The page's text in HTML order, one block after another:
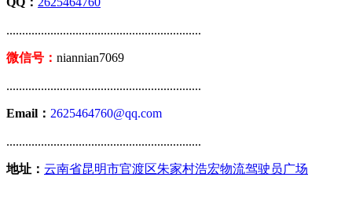
..............................................................
微信号： niannian7069
..............................................................
Email： 2625464760@qq.com
..............................................................
地址： 云南省昆明市官渡区朱家村浩宏物流驾驶员广场